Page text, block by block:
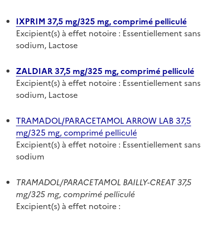
IXPRIM 37,5 mg/325 mg, comprimé pelliculé
Excipient(s) à effet notoire : Essentiellement sans
sodium, Lactose
ZALDIAR 37,5 mg/325 mg, comprimé pelliculé
Excipient(s) à effet notoire : Essentiellement sans
sodium, Lactose
TRAMADOL/PARACETAMOL ARROW LAB 37,5
mg/325 mg, comprimé pelliculé
Excipient(s) à effet notoire : Essentiellement sans
sodium
TRAMADOL/PARACETAMOL BAILLY-CREAT 37,5
mg/325 mg, comprimé pelliculé
Excipient(s) à effet notoire :